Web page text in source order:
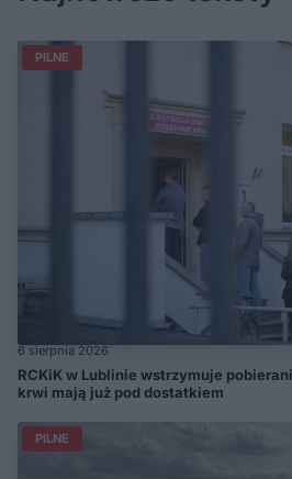
PILNE
6 sierpnia 2026
RCKiK w Lublinie wstrzymuje
krwi mają już pod dostatkiem
PILNE